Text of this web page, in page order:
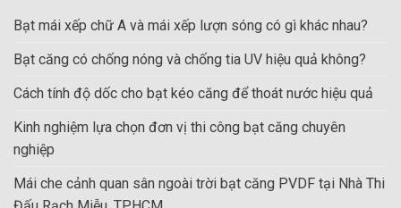
Bạt mái xếp chữ A và mái xếp lượn sóng có gì khác nhau?
Bạt căng có chống nóng và chống tia UV hiệu quả không?
Cách tính độ dốc cho bạt kéo căng để thoát nước hiệu quả
Kinh nghiệm lựa chọn đơn vị thi công bạt căng chuyên
nghiệp
Mái che cảnh quan sân ngoài trời bạt căng PVDF tại Nhà Thi